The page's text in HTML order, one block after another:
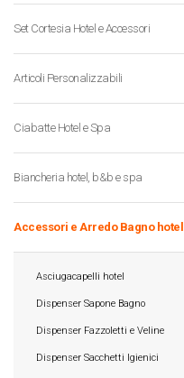
Set Cortesia Hotel e Accessori
Articoli Personalizzabili
Ciabatte Hotel e Spa
Biancheria hotel, b&b e spa
Accessori e Arredo Bagno hotel
Asciugacapelli hotel
Dispenser Sapone Bagno
Dispenser Fazzoletti e Veline
Dispenser Sacchetti Igienici